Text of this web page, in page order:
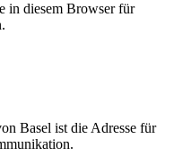
in diesem Browser für
Basel ist die Adresse für